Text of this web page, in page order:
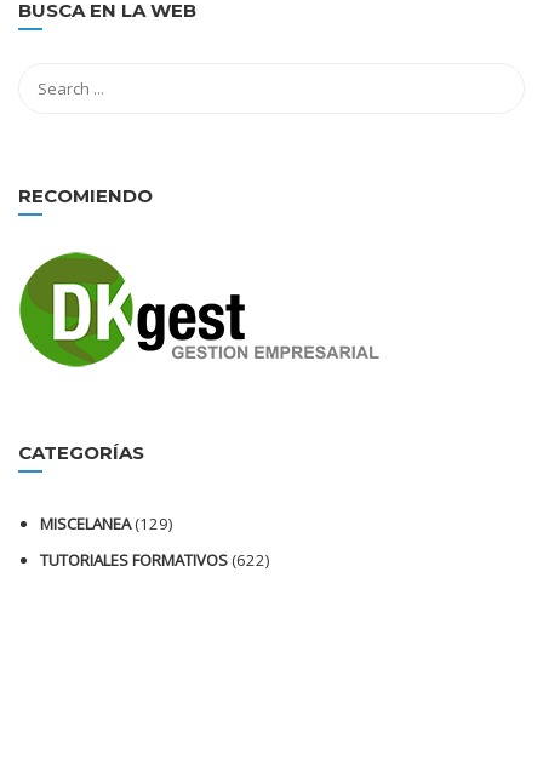
BUSCA EN LA WEB
RECOMIENDO
CATEGORÍAS
MISCELANEA(129)
TUTORIALES FORMATIVOS(622)